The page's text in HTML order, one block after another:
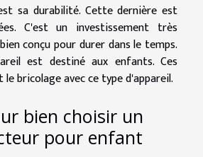
sa durabilité. Cette dernière est
C'est un investissement très
conçu pour durer dans le temps.
est destiné aux enfants. Ces
bricolage avec ce type d'appareil.
bien choisir un
pour enfant